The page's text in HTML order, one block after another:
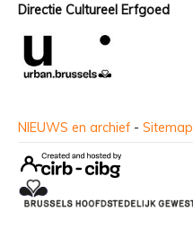
Directie Cultureel Erfgoed
NIEUWS en archief - Sitemap